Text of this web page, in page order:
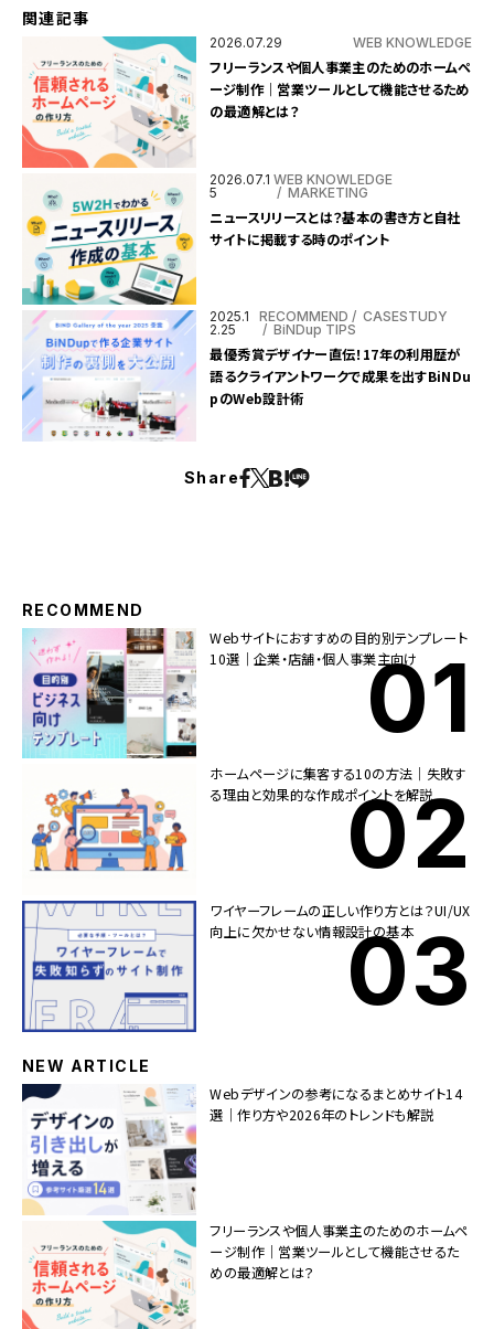
い
関連記事
2026.07.29 WEB KNOWLEDGE
フリーランスや個人事業主のためのホームペ
ージ制作｜営業ツールとして機能させるため
の最適解とは？
2026.07.1
5
WEB KNOWLEDGE
MARKETING
ニュースリリースとは？基本の書き方と自社
サイトに掲載する時のポイント
2025.1
2.25
RECOMMEND
CASESTUDY
BiNDup TIPS
最優秀賞デザイナー直伝！17年の利用歴が
語るクライアントワークで成果を出すBiNDu
pのWeb設計術
Share
RECOMMEND
Webサイトにおすすめの目的別テンプレート
10選｜企業・店舗・個人事業主向け
ホームページに集客する10の方法｜失敗す
る理由と効果的な作成ポイントを解説
ワイヤーフレームの正しい作り方とは？UI/UX
向上に欠かせない情報設計の基本
NEW ARTICLE
Webデザインの参考になるまとめサイト14
選｜作り方や2026年のトレンドも解説
フリーランスや個人事業主のためのホームペ
ージ制作｜営業ツールとして機能させるた
めの最適解とは？